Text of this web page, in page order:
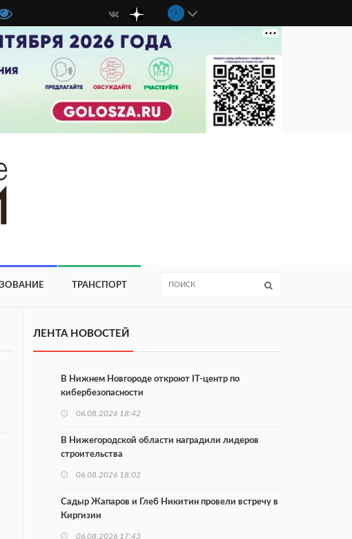
ТРАНСПОРТ
ЛЕНТА НОВОСТЕЙ
В Нижнем Новгороде откроют IT-центр по
кибербезопасности
06.08.2026 18:42
В Нижегородской области наградили лидеров
строительства
06.08.2026 18:02
Садыр Жапаров и Глеб Никитин провели встречу в
Киргизии
06.08.2026 17:43